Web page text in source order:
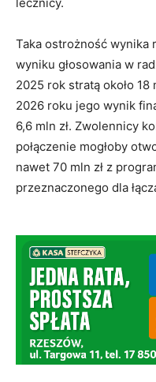
lecznicy.
Taka ostrożność wynika
wyniku głosowania w
2025 rok stratą około
2026 roku jego wynik
6,6 mln zł. Zwolennicy
połączenie mogłoby
nawet 70 mln zł z
przeznaczonego dla